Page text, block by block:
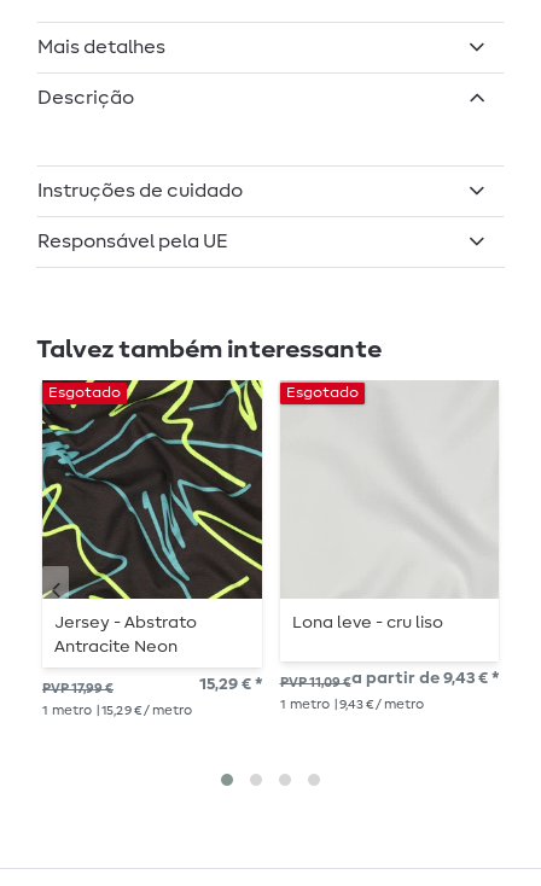
Mais detalhes
Descrição
Instruções de cuidado
Responsável pela UE
Talvez também interessante
Esgotado
Jersey - Abstrato
Antracite Neon
PVP 17,99 € 15,29 € *
1 metro | 15,29 € / metro
Esgotado
Lona leve - cru liso
PVP 11,09 €a partir de 9,43 € *
1 metro | 9,43 € / metro